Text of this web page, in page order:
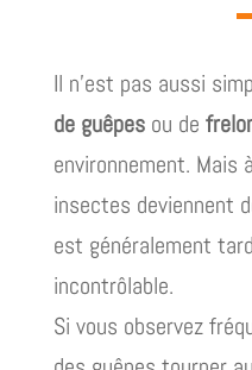
Il n’est pas aussi
de guêpesou de
environnement. Mais
insectes deviennent
est généralement
incontrôlable.
Si vous observez